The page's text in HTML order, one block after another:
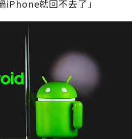
iPhone就回不去了」